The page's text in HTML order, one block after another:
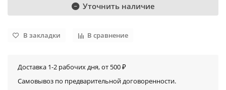
Уточнить наличие
В закладки В сравнение
Доставка 1-2 рабочих дня, от 500 ₽
Самовывоз по предварительной договоренности.